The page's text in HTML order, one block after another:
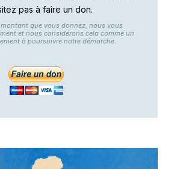
pas à faire un don.
que vous donnez, nous vous
et nous considérons cela comme un
à poursuivre notre démarche.